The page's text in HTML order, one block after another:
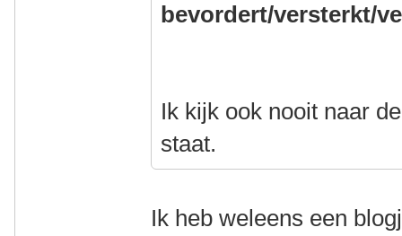
bevordert/versterkt/
Ik kijk ook nooit naar
staat.
Ik heb weleens een